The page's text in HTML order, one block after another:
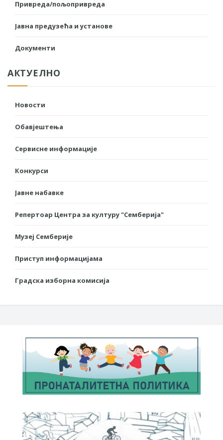
Привреда/пољопривреда
Јавна предузећа и установе
Документи
АКТУЕЛНО
Новости
Обавјештења
Сервисне информације
Конкурси
Јавне набавке
Репертоар Центра за културу "Семберија"
Музеј Семберије
Приступ информацијама
Градска изборна комисија